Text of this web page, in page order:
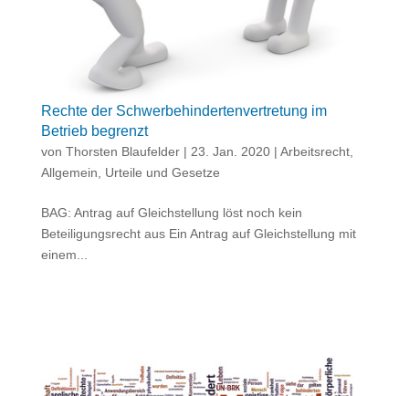
Rechte der Schwerbehindertenvertretung im
Betrieb begrenzt
von Thorsten Blaufelder| 23. Jan. 2020| Arbeitsrecht,
Allgemein, Urteile und Gesetze
BAG: Antrag auf Gleichstellung löst noch kein
Beteiligungsrecht aus Ein Antrag auf Gleichstellung mit
einem...